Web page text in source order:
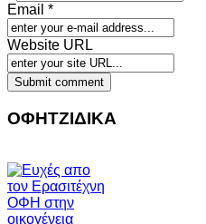
Email *
Website URL
ΟΦΗΤΖΙΔΙΚΑ